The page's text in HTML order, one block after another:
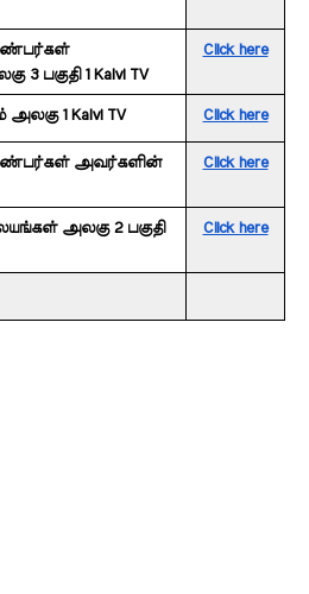
நண்பர்கள்
பகுதி 1 Kalvi TV
Click here
அலகு 1 Kalvi TV Click here
நண்பர்கள் அவர்களின்
Click here
அலகு 2 பகுதி
Click here